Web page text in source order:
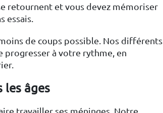
retournent et vous devez mémoriser
essais.
de coups possible. Nos différents
à votre rythme, en
les âges
travailler ses méninges. Notre